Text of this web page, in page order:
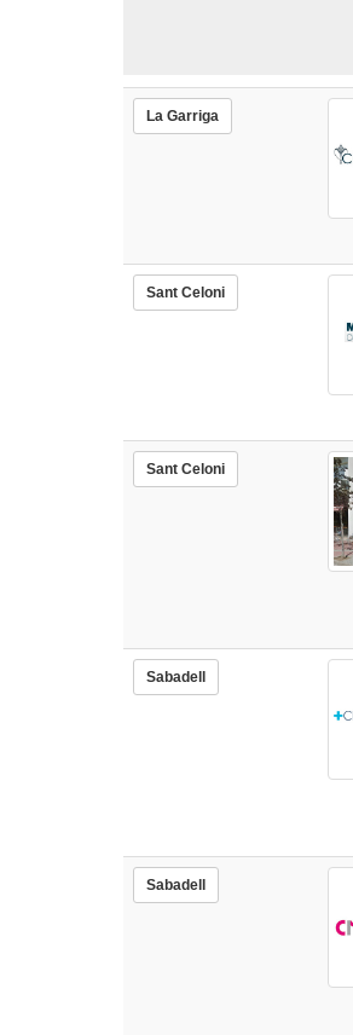
La Garriga
Sant Celoni
Sant Celoni
Sabadell
Sabadell